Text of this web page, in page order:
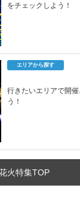
をチェックしよう！
エリアから探す
行きたいエリアで開
う！
火特集TOP